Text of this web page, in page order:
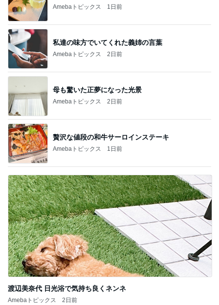
Amebaトピックス 1日前
私達の味方でいてくれた義姉の言葉
Amebaトピックス 2日前
母も驚いた正夢になった光景
Amebaトピックス 2日前
贅沢な値段の和牛サーロインステーキ
Amebaトピックス 1日前
渡辺美奈代 日光浴で気持ち良くネンネ
Amebaトピックス 2日前